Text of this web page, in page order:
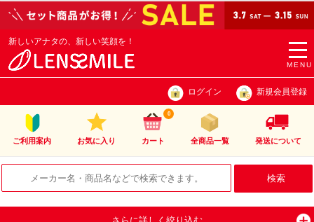
MENU
新しいアナタの、新しい笑顔を！
ログイン 新規会員登録
ご利用案内 お気に入り カート
0
全商品一覧 発送について
さらに詳しく絞り込む